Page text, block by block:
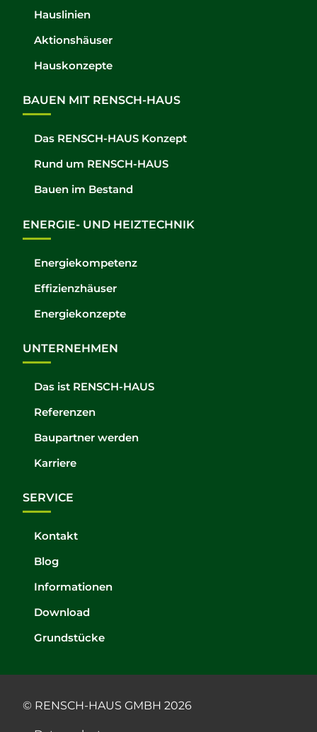
Hauslinien
Aktionshäuser
Hauskonzepte
BAUEN MIT RENSCH-HAUS
Das RENSCH-HAUS Konzept
Rund um RENSCH-HAUS
Bauen im Bestand
ENERGIE- UND HEIZTECHNIK
Energiekompetenz
Effizienzhäuser
Energiekonzepte
UNTERNEHMEN
Das ist RENSCH-HAUS
Referenzen
Baupartner werden
Karriere
SERVICE
Kontakt
Blog
Informationen
Download
Grundstücke
© RENSCH-HAUS GMBH 2026